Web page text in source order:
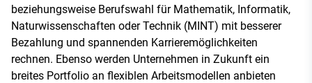
beziehungsweise Berufswahl für Mathematik, Informatik,
Naturwissenschaften oder Technik (MINT) mit besserer
Bezahlung und spannenden Karrieremöglichkeiten
rechnen. Ebenso werden Unternehmen in Zukunft ein
breites Portfolio an flexiblen Arbeitsmodellen anbieten